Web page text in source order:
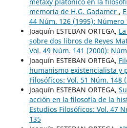
memoria de H.G. Gadamer ,
44 Núm. 126 (1995): Número
Joaquín ESTEBAN ORTEGA,
sobre dos libros de Reyes
Vol. 49 Núm. 141 (2000):
Joaquín ESTEBAN ORTEGA,
humanismo existencialista y
Filosóficos: Vol. 51 Núm. 148
Joaquín ESTEBAN ORTEGA,
acción en la filosofía de la
Estudios Filosóficos: Vol. 47
135